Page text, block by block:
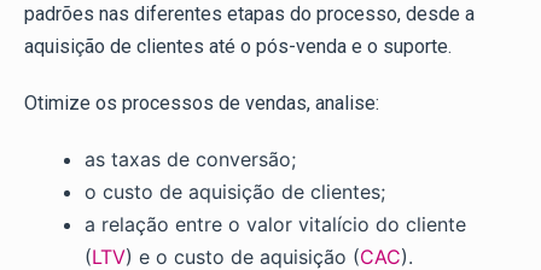
padrões nas diferentes etapas do processo, desde a
aquisição de clientes até o pós-venda e o suporte.
Otimize os processos de vendas, analise:
as taxas de conversão;
o custo de aquisição de clientes;
a relação entre o valor vitalício do cliente
(LTV) e o custo de aquisição (CAC).